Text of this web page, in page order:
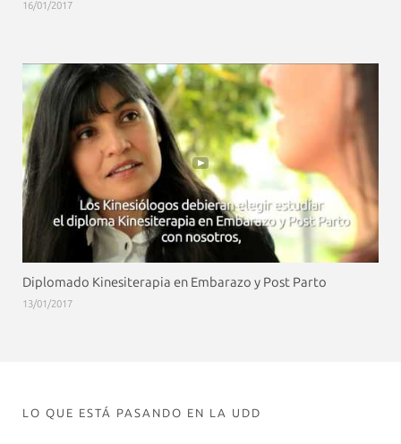
16/01/2017
Diplomado Kinesiterapia en Embarazo y Post Parto
13/01/2017
LO QUE ESTÁ PASANDO EN LA UDD